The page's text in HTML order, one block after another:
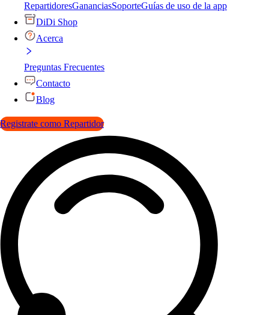
RepartidoresGananciasSoporteGuías de uso de la app
DiDi Shop
Acerca
Preguntas Frecuentes
Contacto
Blog
Registrate como Repartidor